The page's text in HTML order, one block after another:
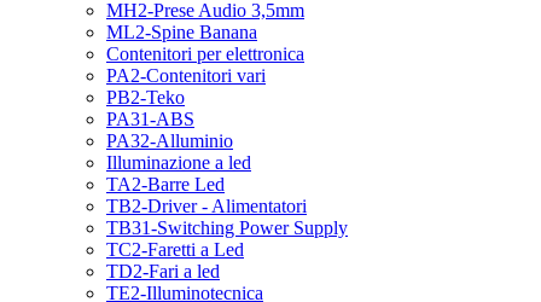
MH2-Prese Audio 3,5mm
ML2-Spine Banana
Contenitori per elettronica
PA2-Contenitori vari
PB2-Teko
PA31-ABS
PA32-Alluminio
Illuminazione a led
TA2-Barre Led
TB2-Driver - Alimentatori
TB31-Switching Power Supply
TC2-Faretti a Led
TD2-Fari a led
TE2-Illuminotecnica